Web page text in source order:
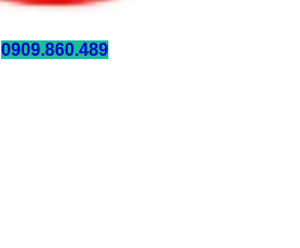
0909.860.489